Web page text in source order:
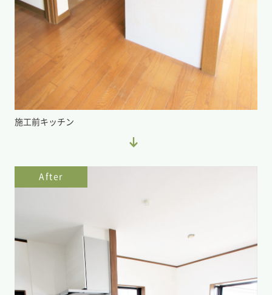
施工前キッチン
After